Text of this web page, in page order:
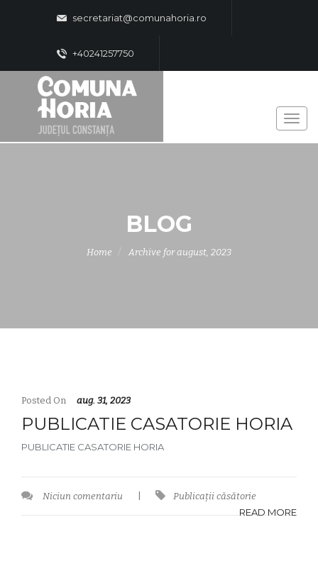
secretariat@comunahoria.ro
+40241257750
BLOG
Home Archive for august, 2023
Posted On aug. 31, 2023
PUBLICATIE CASATORIE HORIA
PUBLICATIE CASATORIE HORIA
Niciun comentariu Publicații căsătorie
READ MORE